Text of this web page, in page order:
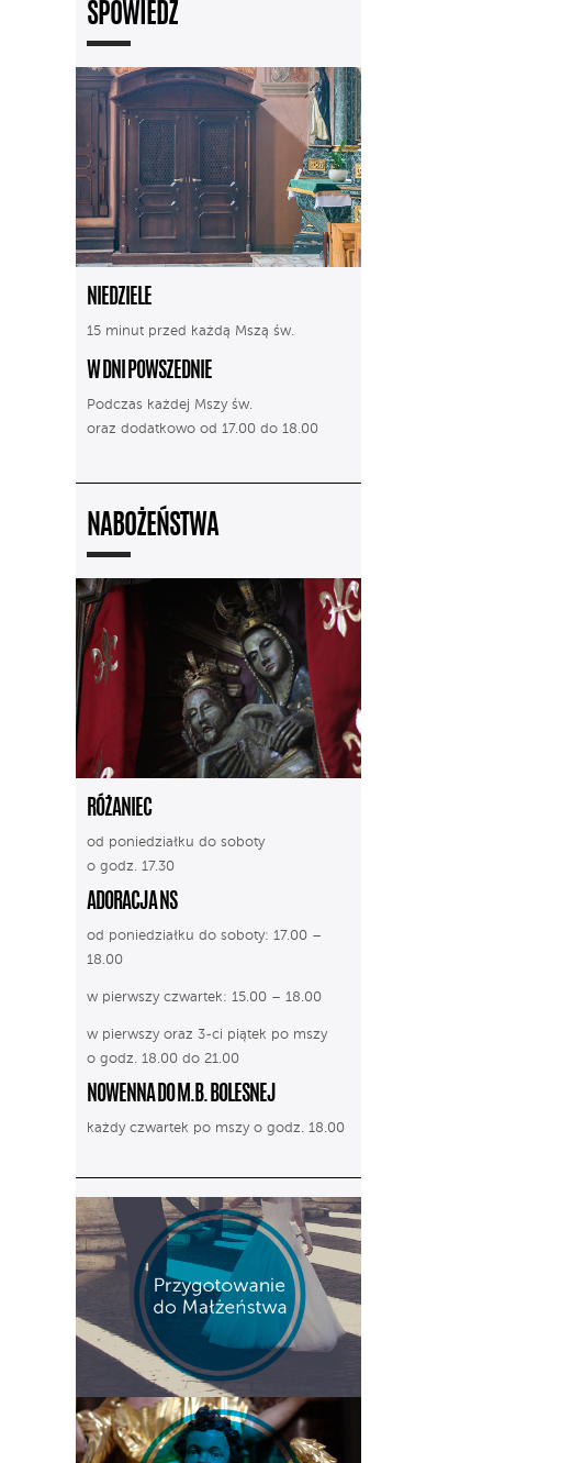
SPOWIEDŹ
NIEDZIELE
15 minut przed każdą Mszą św.
W DNI POWSZEDNIE
Podczas każdej Mszy św.
oraz dodatkowo od 17.00 do 18.00
NABOŻEŃSTWA
RÓŻANIEC
od poniedziałku do soboty
o godz. 17.30
ADORACJA NS
od poniedziałku do soboty: 17.00 –
18.00
w pierwszy czwartek: 15.00 – 18.00
w pierwszy oraz 3-ci piątek po mszy
o godz. 18.00 do 21.00
NOWENNA DO M.B. BOLESNEJ
każdy czwartek po mszy o godz. 18.00